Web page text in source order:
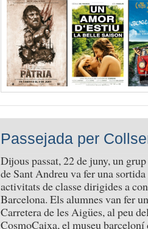
Passejada per
Dijous passat, 22 de juny, un
de Sant Andreu va fer una
activitats de classe dirigides a
Barcelona. Els alumnes van fer
Carretera de les Aigües, al peu
CosmoCaixa, el museu